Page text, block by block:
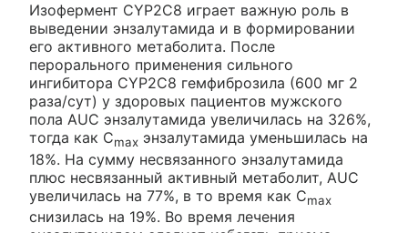
Изофермент CYP2C8 играет важную роль в
выведении энзалутамида и в формировании
его активного метаболита. После
перорального применения сильного
ингибитора CYP2C8 гемфиброзила (600 мг 2
раза/сут) у здоровых пациентов мужского
пола AUC энзалутамида увеличилась на 326%,
тогда как Сmax энзалутамида уменьшилась на
18%. На сумму несвязанного энзалутамида
плюс несвязанный активный метаболит, AUC
увеличилась на 77%, в то время как Сmax
снизилась на 19%. Во время лечения